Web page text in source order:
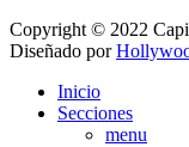
Copyright © 2022
Diseñado por
Inicio
Secciones
menu